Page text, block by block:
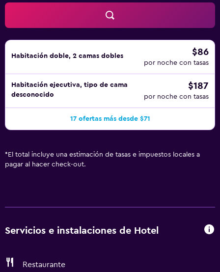
Habitación doble, 2 camas dobles $86
por noche con tasas
Habitación ejecutiva, tipo de cama
desconocido
$187
por noche con tasas
17 ofertas más desde $71
* El total incluye una estimación de tasas e impuestos locales a
pagar al hacer check-out.
Servicios e instalaciones de Hotel
Restaurante